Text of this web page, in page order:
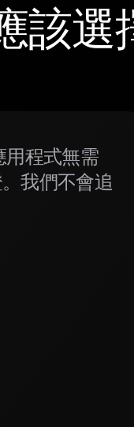
該選
程式無需
我們不會追